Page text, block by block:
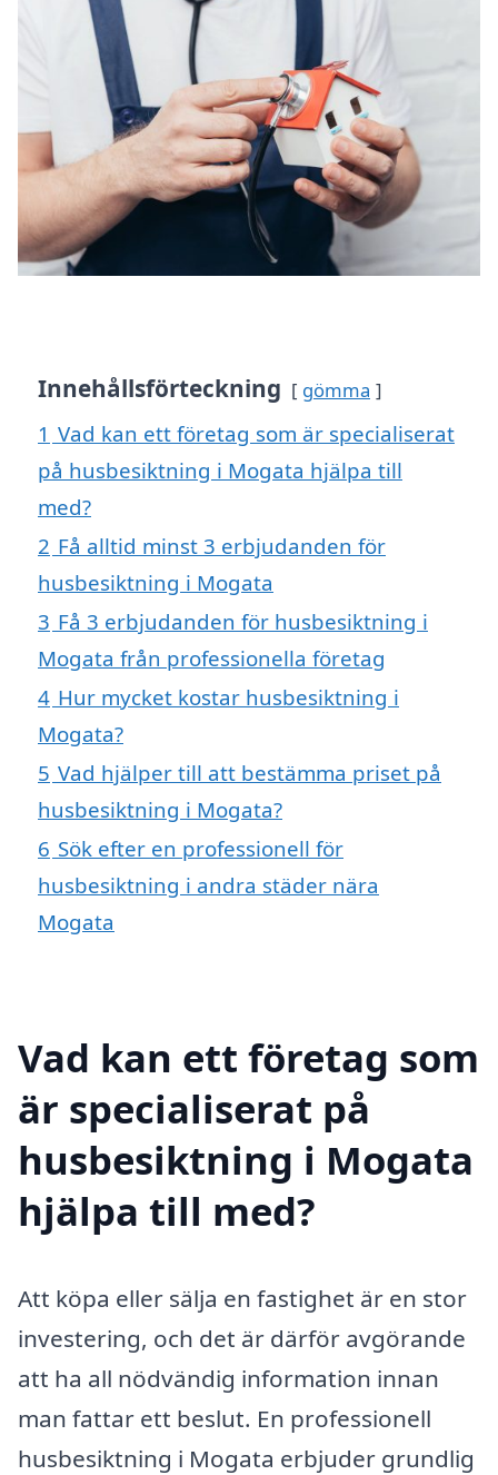
Innehållsförteckning gömma
1 Vad kan ett företag som är specialiserat
på husbesiktning i Mogata hjälpa till
med?
2 Få alltid minst 3 erbjudanden för
husbesiktning i Mogata
3 Få 3 erbjudanden för husbesiktning i
Mogata från professionella företag
4 Hur mycket kostar husbesiktning i
Mogata?
5 Vad hjälper till att bestämma priset på
husbesiktning i Mogata?
6 Sök efter en professionell för
husbesiktning i andra städer nära
Mogata
Vad kan ett företag som
är specialiserat på
husbesiktning i Mogata
hjälpa till med?
Att köpa eller sälja en fastighet är en stor
investering, och det är därför avgörande
att ha all nödvändig information innan
man fattar ett beslut. En professionell
husbesiktning i Mogata erbjuder grundlig